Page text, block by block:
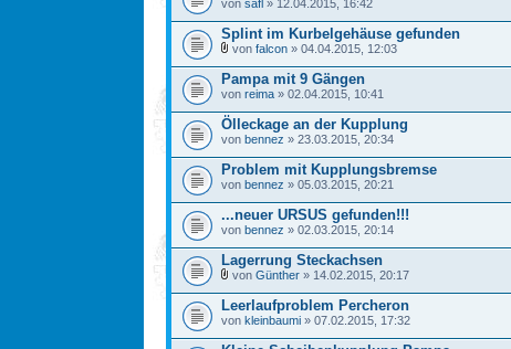
von safl » 12.04.2015, 16:42
Splint im Kurbelgehäuse gefunden
von falcon » 04.04.2015, 12:03
Pampa mit 9 Gängen
von reima » 02.04.2015, 10:41
Ölleckage an der Kupplung
von bennez » 23.03.2015, 20:34
Problem mit Kupplungsbremse
von bennez » 05.03.2015, 20:21
...neuer URSUS gefunden!!!
von bennez » 02.03.2015, 20:14
Lagerrung Steckachsen
von Günther » 14.02.2015, 20:17
Leerlaufproblem Percheron
von kleinbaumi » 07.02.2015, 17:32